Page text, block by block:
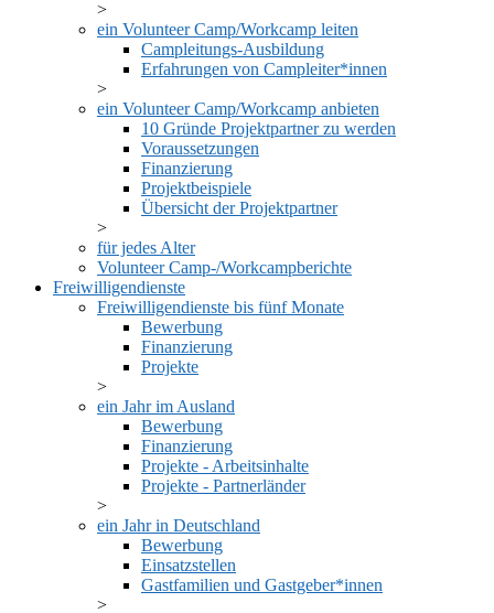
ein Volunteer Camp/Workcamp leiten
Campleitungs-Ausbildung
Erfahrungen von Campleiter*innen
ein Volunteer Camp/Workcamp anbieten
10 Gründe Projektpartner zu werden
Voraussetzungen
Finanzierung
Projektbeispiele
Übersicht der Projektpartner
für jedes Alter
Volunteer Camp-/Workcampberichte
Freiwilligendienste
Freiwilligendienste bis fünf Monate
Bewerbung
Finanzierung
Projekte
ein Jahr im Ausland
Bewerbung
Finanzierung
Projekte - Arbeitsinhalte
Projekte - Partnerländer
ein Jahr in Deutschland
Bewerbung
Einsatzstellen
Gastfamilien und Gastgeber*innen